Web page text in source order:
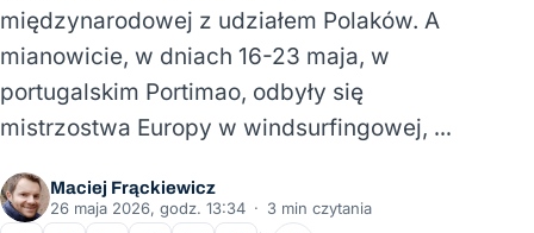
międzynarodowej z udziałem Polaków. A
mianowicie, w dniach 16-23 maja, w
portugalskim Portimao, odbyły się
mistrzostwa Europy w windsurfingowej, …
Maciej Frąckiewicz
26 maja 2026, godz. 13:34 · 3 min czytania